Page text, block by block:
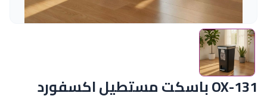
OX-131 باسكت مستطيل اكسفورد